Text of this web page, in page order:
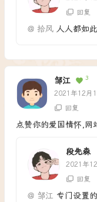
回复
@ 拾风人人都如
邹江 3
2021年12月
回复
点赞你的爱国情怀,网
段先森
2021年
回复
@ 邹江 专门设置的